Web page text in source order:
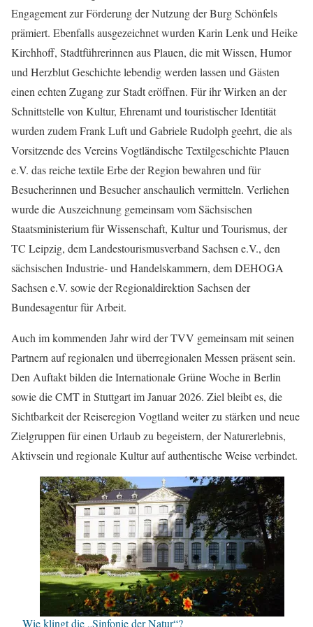
Engagement zur Förderung der Nutzung der Burg Schönfels
prämiert. Ebenfalls ausgezeichnet wurden Karin Lenk und Heike
Kirchhoff, Stadtführerinnen aus Plauen, die mit Wissen, Humor
und Herzblut Geschichte lebendig werden lassen und Gästen
einen echten Zugang zur Stadt eröffnen. Für ihr Wirken an der
Schnittstelle von Kultur, Ehrenamt und touristischer Identität
wurden zudem Frank Luft und Gabriele Rudolph geehrt, die als
Vorsitzende des Vereins Vogtländische Textilgeschichte Plauen
e.V. das reiche textile Erbe der Region bewahren und für
Besucherinnen und Besucher anschaulich vermitteln. Verliehen
wurde die Auszeichnung gemeinsam vom Sächsischen
Staatsministerium für Wissenschaft, Kultur und Tourismus, der
TC Leipzig, dem Landestourismusverband Sachsen e.V., den
sächsischen Industrie- und Handelskammern, dem DEHOGA
Sachsen e.V. sowie der Regionaldirektion Sachsen der
Bundesagentur für Arbeit.
Auch im kommenden Jahr wird der TVV gemeinsam mit seinen
Partnern auf regionalen und überregionalen Messen präsent sein.
Den Auftakt bilden die Internationale Grüne Woche in Berlin
sowie die CMT in Stuttgart im Januar 2026. Ziel bleibt es, die
Sichtbarkeit der Reiseregion Vogtland weiter zu stärken und neue
Zielgruppen für einen Urlaub zu begeistern, der Naturerlebnis,
Aktivsein und regionale Kultur auf authentische Weise verbindet.
Wie klingt die „Sinfonie der Natur“?